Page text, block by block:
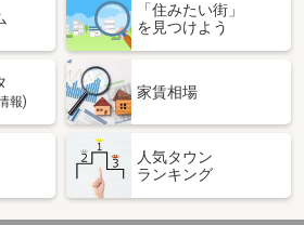
「住みたい街」
を見つけよう
報)
家賃相場
人気タウン
ランキング